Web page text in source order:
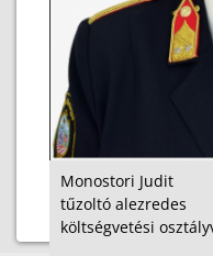
Monostori Judit
tűzoltó alezredes
költségvetési